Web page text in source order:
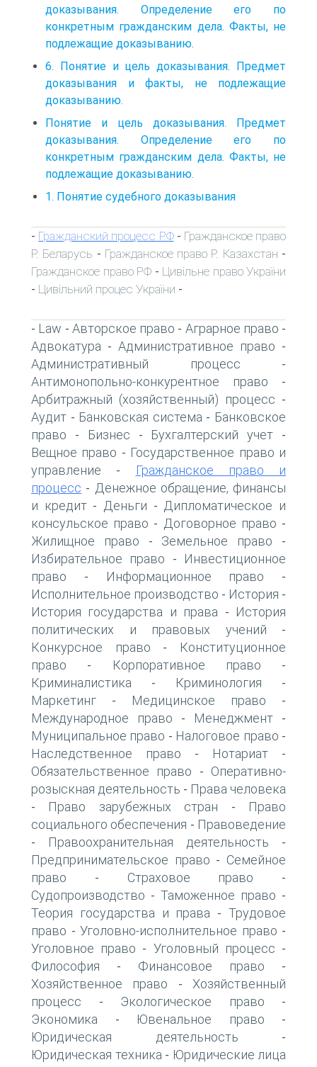
доказывания. Определение его по
конкретным гражданским дела. Факты, не
подлежащие доказыванию.
6. Понятие и цель доказывания. Предмет
доказывания и факты, не подлежащие
доказыванию.
Понятие и цель доказывания. Предмет
доказывания. Определение его по
конкретным гражданским дела. Факты, не
подлежащие доказыванию.
1. Понятие судебного доказывания
- Гражданский процесс РФ- Гражданское право
Р. Беларусь - Гражданское право Р. Казахстан -
Гражданское право РФ - Цивільне право України
- Цивільний процес України -
- Law - Авторское право - Аграрное право -
Адвокатура - Административное право -
Административный процесс -
Антимонопольно-конкурентное право -
Арбитражный (хозяйственный) процесс -
Аудит - Банковская система - Банковское
право - Бизнес - Бухгалтерский учет -
Вещное право - Государственное право и
управление -
Гражданское право и
процесс - Денежное обращение, финансы
и кредит- Деньги - Дипломатическое и
консульское право - Договорное право -
Жилищное право - Земельное право -
Избирательное право -
Инвестиционное
право - Информационное право -
Исполнительное производство - История -
История государства и права -
История
политических и правовых учений -
Конкурсное право -
Конституционное
право - Корпоративное право -
Криминалистика - Криминология -
Маркетинг - Медицинское право -
Международное право - Менеджмент -
Муниципальное право - Налоговое право -
Наследственное право - Нотариат -
Обязательственное право - Оперативно-
розыскная деятельность - Права человека
- Право зарубежных стран -
Право
социального обеспечения - Правоведение
- Правоохранительная деятельность -
Предпринимательское право - Семейное
право - Страховое право -
Судопроизводство - Таможенное право -
Теория государства и права -Трудовое
право - Уголовно-исполнительное право -
Уголовное право - Уголовный процесс -
Философия - Финансовое право -
Хозяйственное право - Хозяйственный
процесс - Экологическое право -
Экономика - Ювенальное право -
Юридическая деятельность -
Юридическая техника - Юридические лица